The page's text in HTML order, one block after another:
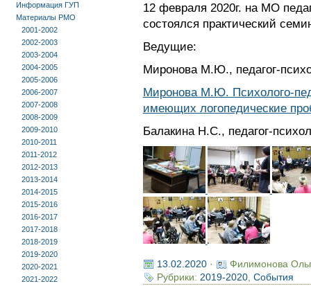
12 февраля 2020г. на МО
состоялся практический
Ведущие:
Миронова М.Ю., педагог-
Миронова М.Ю. Психолого-
имеющих логопедические
Балакина Н.С., педагог-
13.02.2020·
Филимонова
Рубрики: 2019-2020, События
Информация ГУП
Материалы РМО
2001-2002
2002-2003
2003-2004
2004-2005
2005-2006
2006-2007
2007-2008
2008-2009
2009-2010
2010-2011
2011-2012
2012-2013
2013-2014
2014-2015
2015-2016
2016-2017
2017-2018
2018-2019
2019-2020
2020-2021
2021-2022